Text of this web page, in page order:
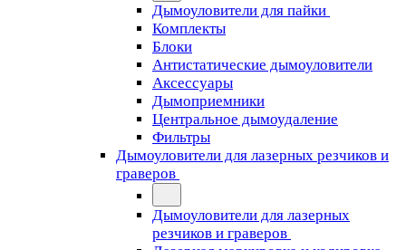
Дымоуловители для пайки
Комплекты
Блоки
Антистатические дымоуловители
Аксессуары
Дымоприемники
Центральное дымоудаление
Фильтры
Дымоуловители для лазерных резчиков и
граверов
Дымоуловители для лазерных
резчиков и граверов